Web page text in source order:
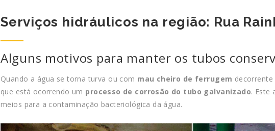
Serviços hidráulicos na região: Rua
Alguns motivos para manter os tubos
Quando a água se torna turva ou com mau cheiro de ferrugem
que está ocorrendo um processo de corrosão do tubo galvanizado. Este
meios para a contaminação bacteriológica da água.